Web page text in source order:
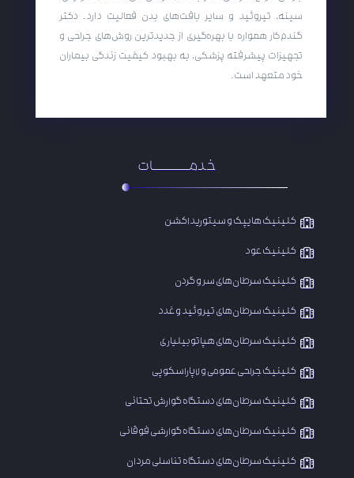
سینه، تیروئید و سایر بافت‌های بدن فعالیت دارد. دکتر
گندم‌کار همواره با بهره‌گیری از جدیدترین روش‌های جراحی و
تجهیزات پیشرفته پزشکی، به بهبود کیفیت زندگی بیماران
خود متعهد است.
خدمـــــــــات
کلینیک هایپک و سیتوریداکشن
کلینیک عود
​کلینیک سرطان‌های سر و گردن
کلینیک سرطان‌های تیروئید و غدد
کلینیک سرطان‌های هپاتوبیلیاری
کلینیک جراحی عمومی و لاپاراسکوپی
​کلینیک سرطان‌های دستگاه گوارش تحتانی
کلینیک سرطان‌های دستگاه گوارشی فوقانی
کلینیک سرطان‌های دستگاه تناسلی مردان